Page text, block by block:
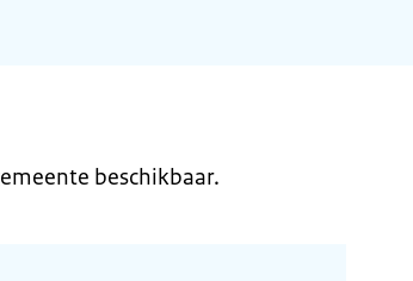
beschikbaar.